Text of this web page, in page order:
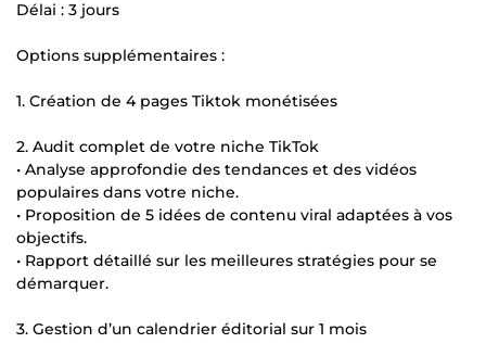
Délai : 3 jours
Options supplémentaires :
1. Création de 4 pages Tiktok monétisées
2. Audit complet de votre niche TikTok
• Analyse approfondie des tendances et des vidéos
populaires dans votre niche.
• Proposition de 5 idées de contenu viral adaptées à vos
objectifs.
• Rapport détaillé sur les meilleures stratégies pour se
démarquer.
3. Gestion d’un calendrier éditorial sur 1 mois